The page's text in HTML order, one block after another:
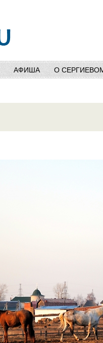
АФИША О